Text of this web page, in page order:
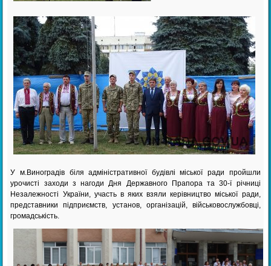
У м.Виноградів біля адміністративної будівлі міської ради пройшли
урочисті заходи з нагоди Дня Державного Прапора та 30-ї річниці
Незалежності України, участь в яких взяли керівництво міської ради,
представники підприємств, установ, організацій, військовослужбовці,
громадськість.